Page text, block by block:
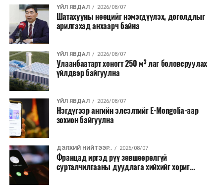
хэлбэрээр хэрэгжүүлэхээр тусгажээ.
Лаг хатаах, шатаах технологи нь бохир ус цэвэрлэх
байгууламжаас гардаг лагийг байгаль орчинд аюулгүй
аргаар боловсруулж, эзлэхүүнийг эрс бууруулах
зориулалттай. Лагийг өндөр температурт шатааснаар
эзлэхүүн нь 90 хүртэл хувиар буурч, бактери, вирус
болон бусад өвчин үүсгэгч бичил биетнийг устгах
боломжтой.
Түүнчлэн шаталтын явцад үүсэх дулааныг цахилгаан
болон дулааны эрчим хүч үйлдвэрлэхэд ашиглаж
болдог. Зарим технологийн хувьд шаталтын дараа
үлдэх үнснээс фосфор зэрэг ашигт эрдсийг сэргээн
авах боломжтой аж.
ҮЙЛ ЯВДАЛ 2026/08/07
Шатахууны нөөцийг нэмэгдүүлэх, доголдлыг
арилгахад анхаарч байна
ҮЙЛ ЯВДАЛ 2026/08/07
Улаанбаатарт хоногт 250 м³ лаг боловсруулах
үйлдвэр байгуулна
ҮЙЛ ЯВДАЛ 2026/08/07
Нэгдүгээр ангийн элсэлтийг E-Mongolia-аар
зохион байгуулна
ДЭЛХИЙ НИЙТЭЭР.. 2026/08/07
Францад иргэд рүү зөвшөөрөлгүй
сурталчилгааны дуудлага хийхийг хориг...